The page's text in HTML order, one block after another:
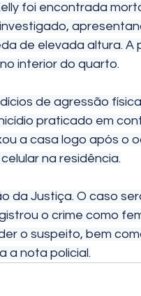
foi encontrada
de elevada altura. A
interior do quarto.
de agressão
praticado em
a casa logo após o
na residência.
da Justiça. O caso
o crime como
o suspeito, bem
a nota policial.